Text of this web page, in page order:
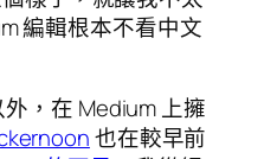
編輯根本不看中文
，在 Medium 上擁
也在較早前